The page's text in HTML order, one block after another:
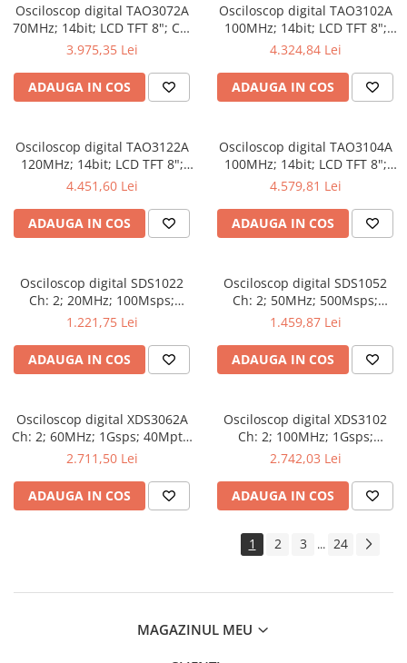
Osciloscop digital TAO3072A
70MHz; 14bit; LCD TFT 8"; Ch:
2; 1Gsps; 40Mpts dotat cu
3.975,35 Lei
ADAUGA IN COS
Osciloscop digital TAO3102A
100MHz; 14bit; LCD TFT 8";
Ch: 2; 1Gsps; 40Mpts dotat cu
4.324,84 Lei
ADAUGA IN COS
Osciloscop digital TAO3122A
120MHz; 14bit; LCD TFT 8";
Ch: 2; 1Gsps; 40Mpts integrat
4.451,60 Lei
ADAUGA IN COS
Osciloscop digital TAO3104A
100MHz; 14bit; LCD TFT 8";
Ch: 4; 1Gsps; 40Mpts care
4.579,81 Lei
ADAUGA IN COS
Osciloscop digital SDS1022
Ch: 2; 20MHz; 100Msps;
10kpts; LCD 7"S; 15W care
avansat
1.221,75 Lei
ADAUGA IN COS
Osciloscop digital SDS1052
Ch: 2; 50MHz; 500Msps;
10kpts; LCD 7"S; ≤7ns avand
1.459,87 Lei
ADAUGA IN COS
Osciloscop digital XDS3062A
Ch: 2; 60MHz; 1Gsps; 40Mpts;
LCD TFT 8"; XDS care ofera
2.711,50 Lei
ADAUGA IN COS
Osciloscop digital XDS3102
Ch: 2; 100MHz; 1Gsps;
40Mpts; LCD TFT 8"; XDS ce
2.742,03 Lei
ADAUGA IN COS
1 2 3 ... 24
MAGAZINUL MEU